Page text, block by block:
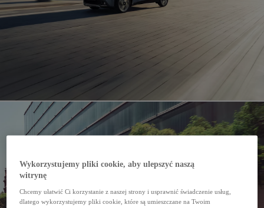
Wykorzystujemy pliki cookie, aby ulepszyć naszą
witrynę
Chcemy ułatwić Ci korzystanie z naszej strony i usprawnić świadczenie usług,
dlatego wykorzystujemy pliki cookie, które są umieszczane na Twoim